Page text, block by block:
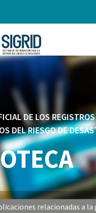
DE LOS REGISTROS
DEL RIESGO DE
relacionadas a la